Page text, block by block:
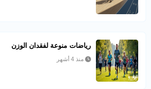
رياضات منوعة لفقدان الوزن
منذ 4 أشهر